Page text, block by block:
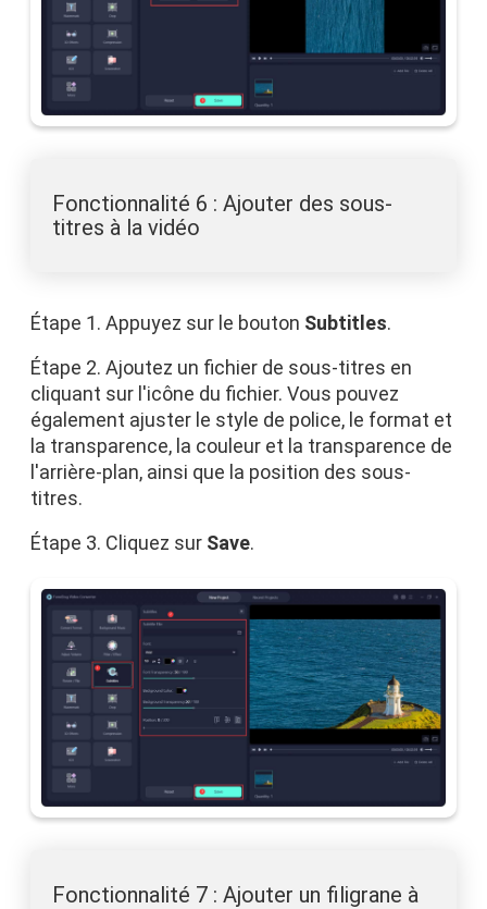
Fonctionnalité 6 : Ajouter des sous-
titres à la vidéo
Étape 1. Appuyez sur le bouton Subtitles.
Étape 2. Ajoutez un fichier de sous-titres en
cliquant sur l'icône du fichier. Vous pouvez
également ajuster le style de police, le format et
la transparence, la couleur et la transparence de
l'arrière-plan, ainsi que la position des sous-
titres.
Étape 3. Cliquez sur Save.
Fonctionnalité 7 : Ajouter un filigrane à